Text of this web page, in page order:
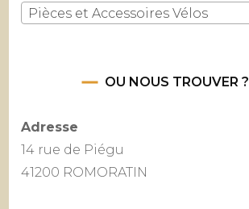
Pièces et Accessoires Vélos
OU NOUS TROUVER ?
Adresse
14 rue de Piégu
41200 ROMORATIN